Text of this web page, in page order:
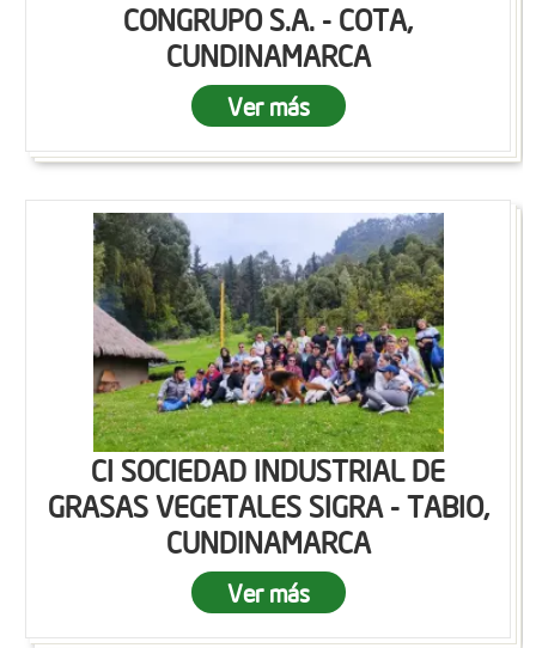
CONGRUPO S.A. - COTA,
CUNDINAMARCA
Ver más
CI SOCIEDAD INDUSTRIAL DE
GRASAS VEGETALES SIGRA - TABIO,
CUNDINAMARCA
Ver más